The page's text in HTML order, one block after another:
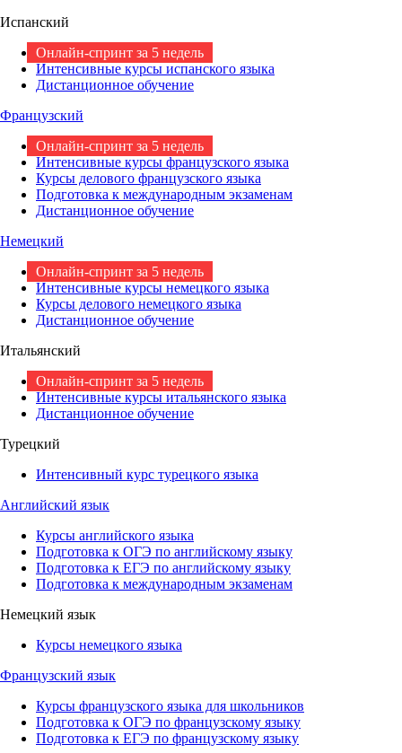
Испанский
Онлайн-спринт за 5 недель
Интенсивные курсы испанского языка
Дистанционное обучение
Французский
Онлайн-спринт за 5 недель
Интенсивные курсы французского языка
Курсы делового французского языка
Подготовка к международным экзаменам
Дистанционное обучение
Немецкий
Онлайн-спринт за 5 недель
Интенсивные курсы немецкого языка
Курсы делового немецкого языка
Дистанционное обучение
Итальянский
Онлайн-спринт за 5 недель
Интенсивные курсы итальянского языка
Дистанционное обучение
Турецкий
Интенсивный курс турецкого языка
Английский язык
Курсы английского языка
Подготовка к ОГЭ по английскому языку
Подготовка к ЕГЭ по английскому языку
Подготовка к международным экзаменам
Немецкий язык
Курсы немецкого языка
Французский язык
Курсы французского языка для школьников
Подготовка к ОГЭ по французскому языку
Подготовка к ЕГЭ по французскому языку